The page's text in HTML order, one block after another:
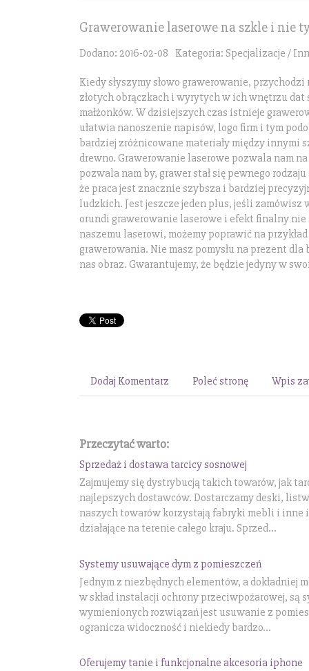
Grawerowanie laserowe na szkle i nie
Dodano: 2016-02-08 Kategoria: Specjalizacje /
Kiedy słyszymy słowo grawerowanie, przychodzi
złotych obrączkach i wyrytych w ich wnętrzu
małżonków. W dzisiejszych czas istnieje
ułatwia nanoszenie napisów, logo firm i tym
bardziej zróżnicowane materiały między innymi
drewno. Grawerowanie laserowe pozwala nam
pozwala nam by, grawer stał się pewnego
że praca jest znacznie szybsza i bardziej
ludzkich. Jest jeszcze jeden plus, jeśli zamówisz
orundi grawerowanie laserowe i efekt finalny nie
naszemu laserowi, możemy poprawić na przykład
grawerowania. Nie masz pomysłu na prezent
nas obraz. Gwarantujemy, że będzie jedyny w
Dodaj Komentarz Poleć stronę Wpis
Przeczytać warto:
Sprzedaż i dostawa tarcicy sosnowej
Zajmujemy się dystrybucją takich towarów, jak
najlepszych dostawców. Dostarczamy deski,
naszych towarów korzystają fabryki mebli i inne
działające na terenie całego kraju. Sprzed...
Systemy usuwające dym z pomieszczeń
Jednym z niezbędnych elementów, a dokładniej
w skład instalacji ochrony przeciwpożarowej, są
wymienionych rozwiązań jest usuwanie z
ogranicza widoczność i niekiedy bardzo...
Oferujemy tanie i funkcjonalne akcesoria iphone